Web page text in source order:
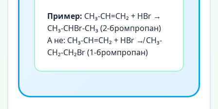
Пример: CH₃-CH=CH₂ + HBr →
CH₃-CHBr-CH₃ (2-бромпропан)
А не: CH₃-CH=CH₂ + HBr ↛ CH₃-
CH₂-CH₂Br (1-бромпропан)